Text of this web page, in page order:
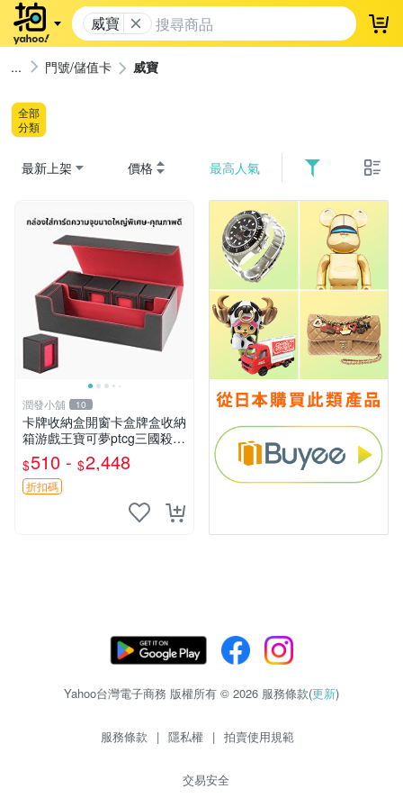
威寶 登
門號/儲值卡 威寶
全部
分類
最新上架 價格 最高人氣
潤發小舖 10
卡牌收納盒開窗卡盒牌盒收納
箱游戲王寶可夢ptcg三國殺海
賊王dtcg
$510 - $2,448
折扣碼
Yahoo台灣電子商務 版權所有 © 2026 服務條款(更新)
服務條款 | 隱私權 | 拍賣使用規範
交易安全